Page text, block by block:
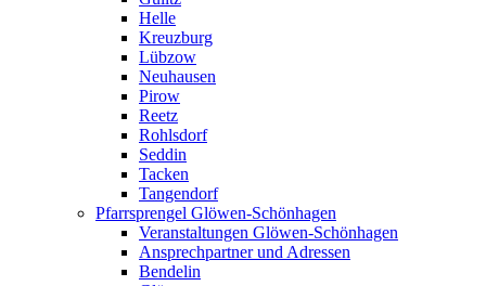
Helle
Kreuzburg
Lübzow
Neuhausen
Pirow
Reetz
Rohlsdorf
Seddin
Tacken
Tangendorf
Pfarrsprengel Glöwen-Schönhagen
Veranstaltungen Glöwen-Schönhagen
Ansprechpartner und Adressen
Bendelin